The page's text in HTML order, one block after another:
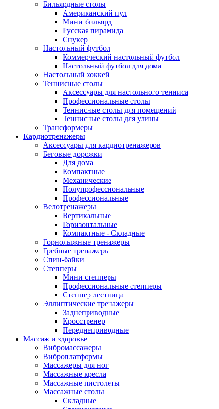
Бильярдные столы
Американский пул
Мини-бильярд
Русская пирамида
Снукер
Настольный футбол
Коммерческий настольный футбол
Настольный футбол для дома
Настольный хоккей
Теннисные столы
Аксессуары для настольного тенниса
Профессиональные столы
Теннисные столы для помещений
Теннисные столы для улицы
Трансформеры
Кардиотренажеры
Аксессуары для кардиотренажеров
Беговые дорожки
Для дома
Компактные
Механические
Полупрофессиональные
Профессиональные
Велотренажеры
Вертикальные
Горизонтальные
Компактные - Складные
Горнолыжные тренажеры
Гребные тренажеры
Спин-байки
Степперы
Мини степперы
Профессиональные степперы
Степпер лестница
Эллиптические тренажеры
Заднеприводные
Кросстренер
Переднеприводные
Массаж и здоровье
Вибромассажеры
Виброплатформы
Массажеры для ног
Массажные кресла
Массажные пистолеты
Массажные столы
Складные